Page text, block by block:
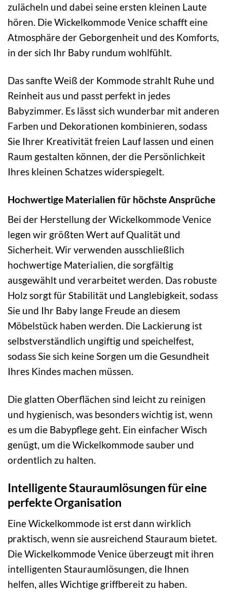
zulächeln und dabei seine ersten kleinen Laute
hören. Die Wickelkommode Venice schafft eine
Atmosphäre der Geborgenheit und des Komforts,
in der sich Ihr Baby rundum wohlfühlt.
Das sanfte Weiß der Kommode strahlt Ruhe und
Reinheit aus und passt perfekt in jedes
Babyzimmer. Es lässt sich wunderbar mit anderen
Farben und Dekorationen kombinieren, sodass
Sie Ihrer Kreativität freien Lauf lassen und einen
Raum gestalten können, der die Persönlichkeit
Ihres kleinen Schatzes widerspiegelt.
Hochwertige Materialien für höchste Ansprüche
Bei der Herstellung der Wickelkommode Venice
legen wir größten Wert auf Qualität und
Sicherheit. Wir verwenden ausschließlich
hochwertige Materialien, die sorgfältig
ausgewählt und verarbeitet werden. Das robuste
Holz sorgt für Stabilität und Langlebigkeit, sodass
Sie und Ihr Baby lange Freude an diesem
Möbelstück haben werden. Die Lackierung ist
selbstverständlich ungiftig und speichelfest,
sodass Sie sich keine Sorgen um die Gesundheit
Ihres Kindes machen müssen.
Die glatten Oberflächen sind leicht zu reinigen
und hygienisch, was besonders wichtig ist, wenn
es um die Babypflege geht. Ein einfacher Wisch
genügt, um die Wickelkommode sauber und
ordentlich zu halten.
Intelligente Stauraumlösungen für eine
perfekte Organisation
Eine Wickelkommode ist erst dann wirklich
praktisch, wenn sie ausreichend Stauraum bietet.
Die Wickelkommode Venice überzeugt mit ihren
intelligenten Stauraumlösungen, die Ihnen
helfen, alles Wichtige griffbereit zu haben.